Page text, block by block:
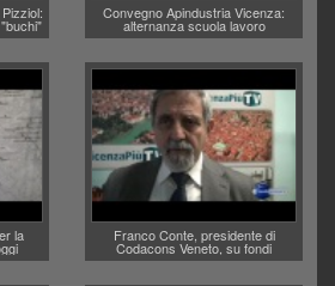
Convegno Apindustria Vicenza:
alternanza scuola lavoro
la Franco Conte, presidente di
Codacons Veneto, su fondi
immobiliari venduti da Poste